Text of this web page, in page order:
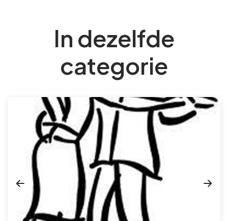
In dezelfde
categorie